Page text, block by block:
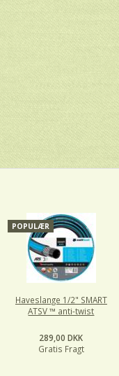
POPULÆR
Haveslange 1/2" SMART
ATSV ™ anti-twist
289,00 DKK
Gratis Fragt